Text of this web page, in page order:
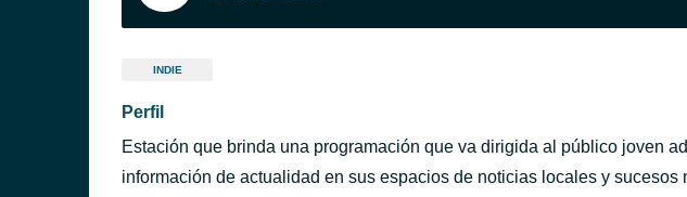
INDIE
Perfil
Estación que brinda una programación que va dirigida al público joven
información de actualidad en sus espacios de noticias locales y sucesos